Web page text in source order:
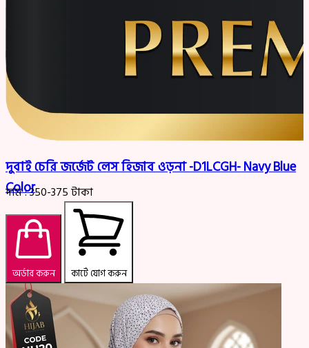
দুবাই চেরি জর্জেট লেস হিজাব ওড়না -D1LCGH- Navy Blue
Color
দাম :350-375টাকা
অর্ডার করুন কার্টে যোগ করুন